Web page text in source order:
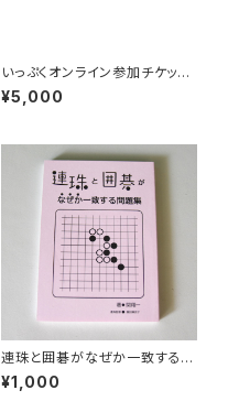
いっぷくオンライン参加チケット
（5000円）
¥5,000
連珠と囲碁がなぜか一致する問
題集
¥1,000